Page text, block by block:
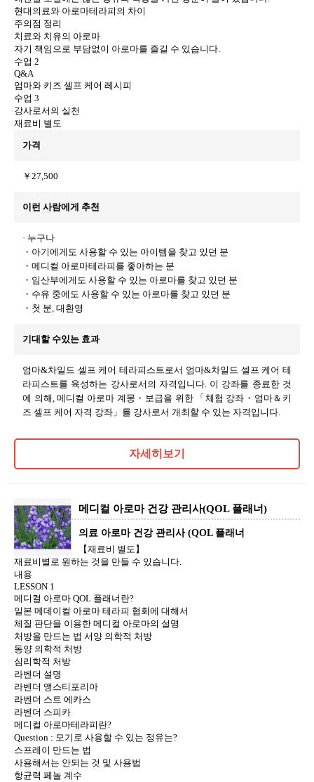
현대의료와 아로마테라피의 차이
주의점 정리
치료와 치유의 아로마
자기 책임으로 부담없이 아로마를 즐길 수 있습니다.
수업 2
Q&A
엄마와 키즈 셀프 케어 레시피
수업 3
강사로서의 실천
재료비 별도
가격
￥27,500
이런 사람에게 추천
· 누구나
・아기에게도 사용할 수 있는 아이템을 찾고 있던 분
・메디컬 아로마테라피를 좋아하는 분
・임산부에게도 사용할 수 있는 아로마를 찾고 있던 분
・수유 중에도 사용할 수 있는 아로마를 찾고 있던 분
・첫 분, 대환영
기대할 수있는 효과
엄마&차일드 셀프 케어 테라피스트로서 엄마&차일드 셀프 케어 테
라피스트를 육성하는 강사로서의 자격입니다. 이 강좌를 종료한 것
에 의해, 메디컬 아로마 계몽・보급을 위한 「체험 강좌・엄마＆키
즈 셀프 케어 자격 강좌」를 강사로서 개최할 수 있는 자격입니다.
자세히보기
메디컬 아로마 건강 관리사(QOL 플래너)
의료 아로마 건강 관리사 (QOL 플래너
【재료비 별도】
재료비별로 원하는 것을 만들 수 있습니다.
내용
LESSON 1
메디컬 아로마 QOL 플래너란?
일본 메데이컬 아로마 테라피 협회에 대해서
체질 판단을 이용한 메디컬 아로마의 설명
처방을 만드는 법 서양 의학적 처방
동양 의학적 처방
심리학적 처방
라벤더 설명
라벤더 앵스티포리아
라벤더 스트 에카스
라벤더 스피카
메디컬 아로마테라피란?
Question : 모기로 사용할 수 있는 정유는?
스프레이 만드는 법
사용해서는 안되는 것 및 사용법
항균력 페놀 계수